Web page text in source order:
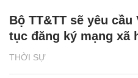
THỜI SỰ
Bộ TT&TT sẽ yêu
tục đăng ký mạng xã